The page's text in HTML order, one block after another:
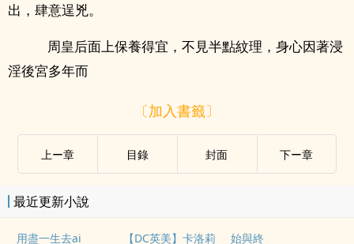
出，肆意逞兇。
周皇后面上保養得宜，不見半點紋理，身心因著浸
淫後宮多年而
〔加入書籤〕
上ー章 目錄 封面 下ー章
最近更新小說
用盡一生去ai 【DC英美】卡洛莉
始與終